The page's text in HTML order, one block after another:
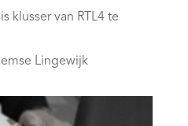
klusser van RTL4 te
Lingewijk